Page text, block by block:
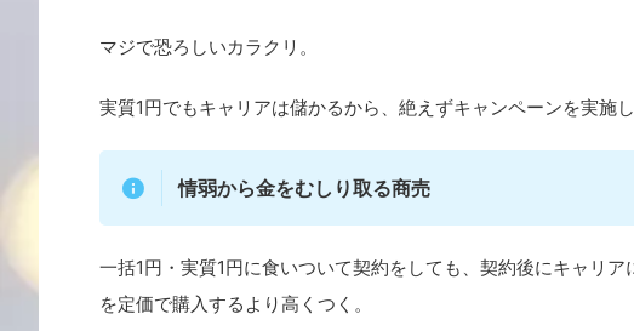
マジで恐ろしいカラクリ。
実質1円でもキャリアは儲かるから、絶えずキャンペーンを実施し
情弱から金をむしり取る商売
一括1円・実質1円に食いついて契約をしても、契約後にキャリ
を定価で購入するより高くつく。